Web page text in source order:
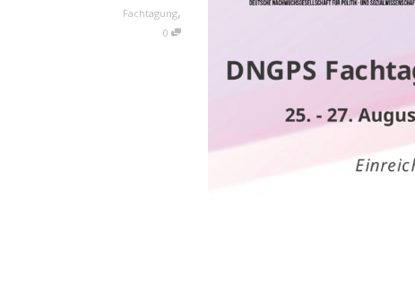
Fachtagung,
0